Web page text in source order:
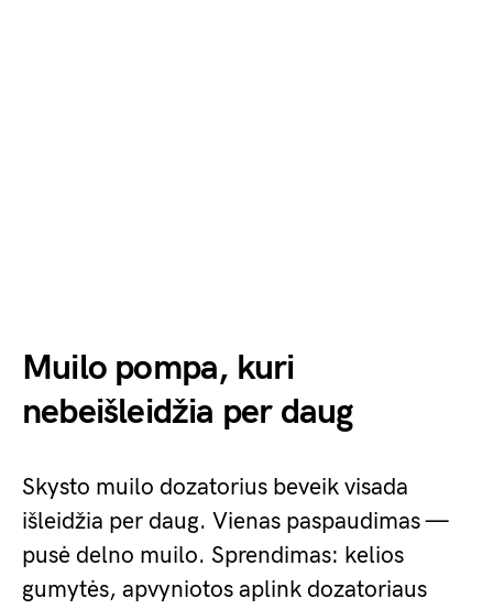
Muilo pompa, kuri
nebeišleidžia per daug
Skysto muilo dozatorius beveik visada
išleidžia per daug. Vienas paspaudimas —
pusė delno muilo. Sprendimas: kelios
gumytės, apvyniotos aplink dozatoriaus